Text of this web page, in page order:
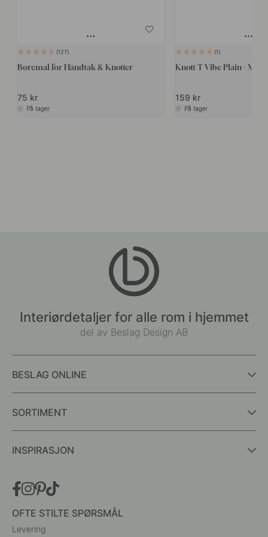
127
Boremal for Håndtak & Knotter
75 kr
På lager
1
Knott T Vibe Plain - Matt
159 kr
På lager
Interiørdetaljer for alle rom i hjemmet
del av Beslag Design AB
BESLAG ONLINE
SORTIMENT
INSPIRASJON
OFTE STILTE SPØRSMÅL
Levering